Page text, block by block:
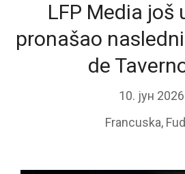
LFP Media još
pronašao
de
10. јун
Francuska,